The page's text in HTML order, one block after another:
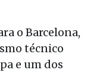
o Barcelona,
técnico
e um dos